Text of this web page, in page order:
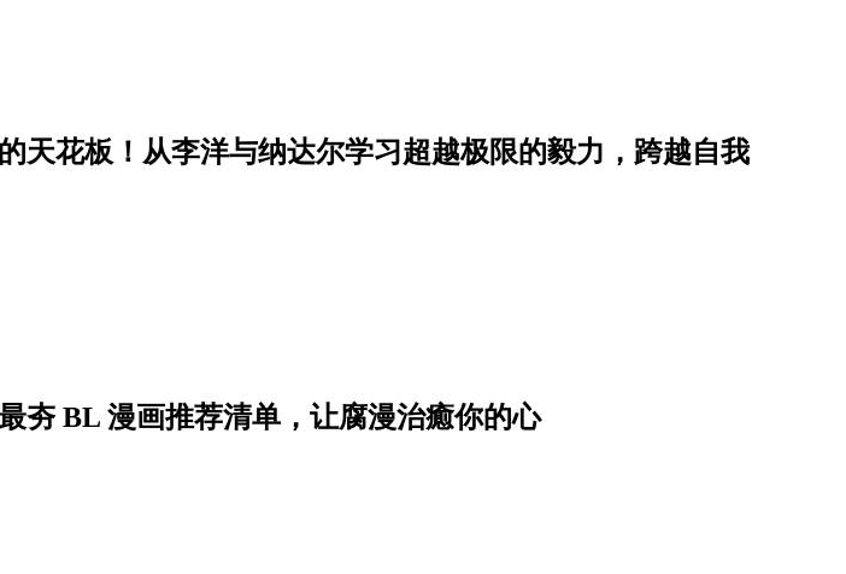
天花板！从李洋与纳达尔学习超越极限的毅力，跨越自我
夯 BL 漫画推荐清单，让腐漫治癒你的心